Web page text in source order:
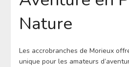
Nature
Les accrobranches de Morieux
unique pour les amateurs